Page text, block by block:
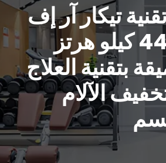
تيكار آر إف
ديثيرمي 448 كيلو هرتز
بتقنية العلاج
الآلام